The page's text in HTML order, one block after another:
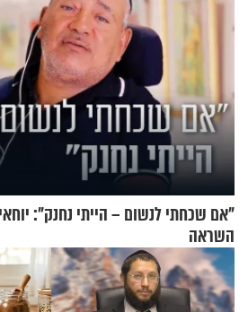
"אם שכחתי לנשום – הייתי נחנק":
השראה